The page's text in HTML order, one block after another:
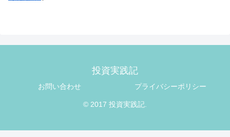
投資実践記
お問い合わせ プライバシーポリシー
© 2017 投資実践記.